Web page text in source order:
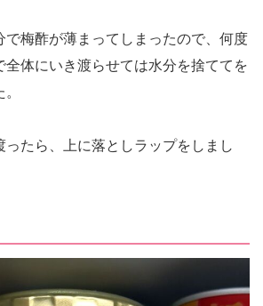
で梅酢が薄まってしまったので、何度
全体にいき渡らせては水分を捨ててを
ったら、上に落としラップをしまし